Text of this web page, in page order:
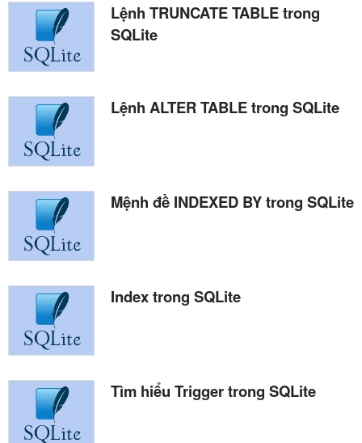
Lệnh TRUNCATE TABLE trong
SQLite
Lệnh ALTER TABLE trong SQLite
Mệnh đề INDEXED BY trong SQLite
Index trong SQLite
Tìm hiểu Trigger trong SQLite